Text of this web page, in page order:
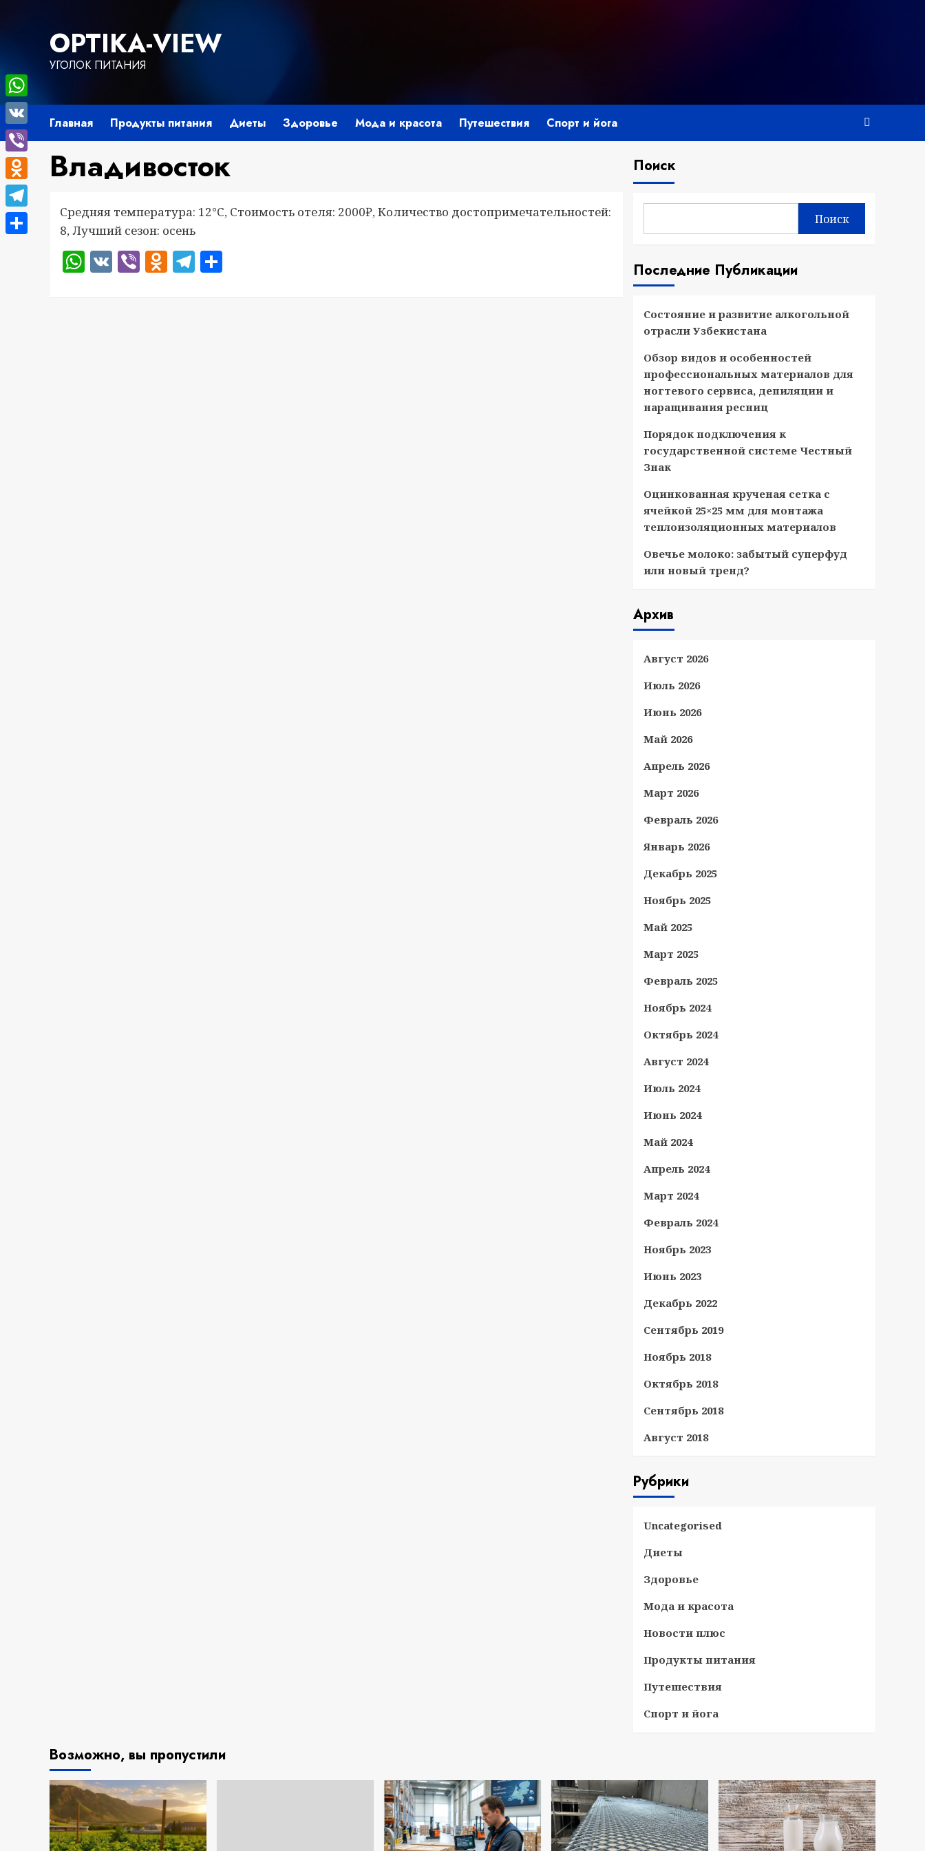
содержимомуOPTIKA-VIEW
УГОЛОК ПИТАНИЯ
Главная Продукты питания Диеты Здоровье Мода и красота Путешествия Спорт и йога
Владивосток
Средняя температура: 12°C, Стоимость отеля: 2000₽, Количество достопримечательностей:
8, Лучший сезон: осень
WhatsApp
VKViberOdnoklassniki
Telegram
Поиск
Поиск
Последние Публикации
Состояние и развитие алкогольной
отрасли Узбекистана
Обзор видов и особенностей
профессиональных материалов для
ногтевого сервиса, депиляции и
наращивания ресниц
Порядок подключения к
государственной системе Честный
Знак
Оцинкованная крученая сетка с
ячейкой 25×25 мм для монтажа
теплоизоляционных материалов
Овечье молоко: забытый суперфуд
или новый тренд?
Архив
Август 2026
Июль 2026
Июнь 2026
Май 2026
Апрель 2026
Март 2026
Февраль 2026
Январь 2026
Декабрь 2025
Ноябрь 2025
Май 2025
Март 2025
Февраль 2025
Ноябрь 2024
Октябрь 2024
Август 2024
Июль 2024
Июнь 2024
Май 2024
Апрель 2024
Март 2024
Февраль 2024
Ноябрь 2023
Июнь 2023
Декабрь 2022
Сентябрь 2019
Ноябрь 2018
Октябрь 2018
Сентябрь 2018
Август 2018
Рубрики
Uncategorised
Диеты
Здоровье
Мода и красота
Новости плюс
Продукты питания
Путешествия
Спорт и йога
Возможно, вы пропустили
WhatsApp
VK
Viber
Odnoklassniki
Telegram